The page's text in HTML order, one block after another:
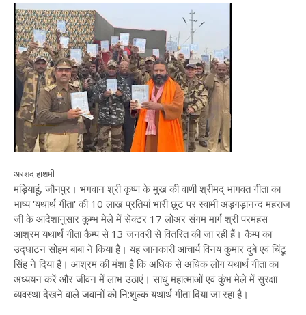
अरशद हाशमी
मड़ियाहूं, जौनपुर। भगवान श्री कृष्ण के मुख की वाणी श्रीमद् भागवत गीता का
भाष्य 'यथार्थ गीता' की 10 लाख प्रतियां भारी छूट पर स्वामी अड़गड़ानन्द महराज
जी के आदेशानुसार कुम्भ मेले में सेक्टर 17 लोअर संगम मार्ग श्री परमहंस
आश्रम यथार्थ गीता कैम्प से 13 जनवरी से वितरित की जा रही हैं। कैम्प का
उद्घाटन सोहम बाबा ने किया है। यह जानकारी आचार्य विनय कुमार दुबे एवं चिंटू
सिंह ने दिया हैं। आश्रम की मंशा है कि अधिक से अधिक लोग यथार्थ गीता का
अध्ययन करें और जीवन में लाभ उठाएं। साधु महात्माओं एवं कुंभ मेले में सुरक्षा
व्यवस्था देखने वाले जवानों को नि:शुल्क यथार्थ गीता दिया जा रहा है।